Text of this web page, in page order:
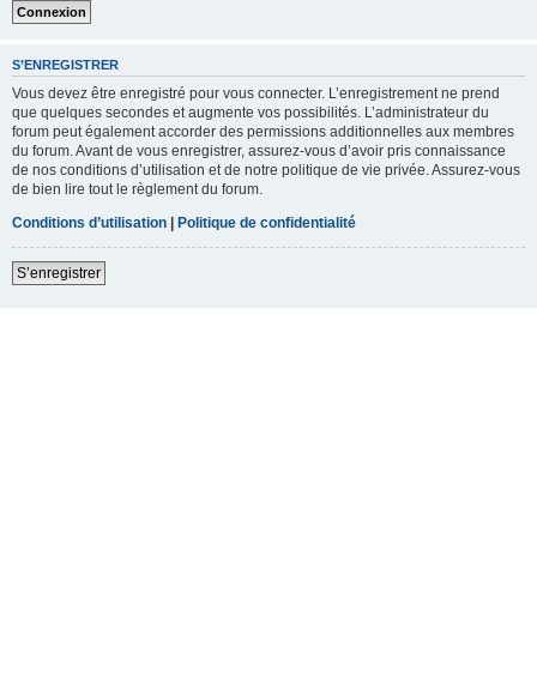
S’ENREGISTRER
Vous devez être enregistré pour vous connecter. L’enregistrement ne prend
que quelques secondes et augmente vos possibilités. L’administrateur du
forum peut également accorder des permissions additionnelles aux membres
du forum. Avant de vous enregistrer, assurez-vous d’avoir pris connaissance
de nos conditions d’utilisation et de notre politique de vie privée. Assurez-vous
de bien lire tout le règlement du forum.
Conditions d’utilisation | Politique de confidentialité
S’enregistrer